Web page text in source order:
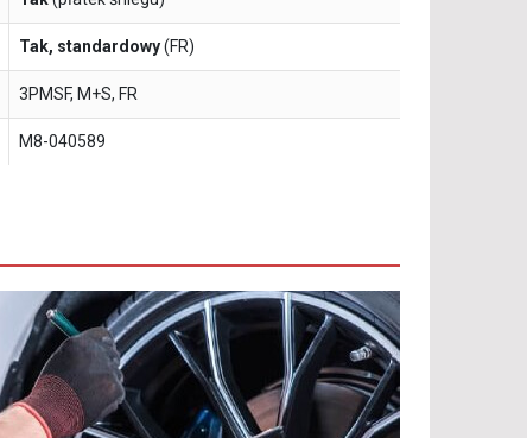
Tak, standardowy(FR)
3PMSF, M+S, FR
M8-040589